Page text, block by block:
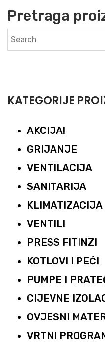
Pretraga
KATEGORIJE
AKCIJA!
GRIJANJE
VENTILACIJA
SANITARIJA
KLIMATIZACIJA
VENTILI
PRESS FITINZI
KOTLOVI I PEĆI
PUMPE I
CIJEVNE
OVJESNI
VRTNI